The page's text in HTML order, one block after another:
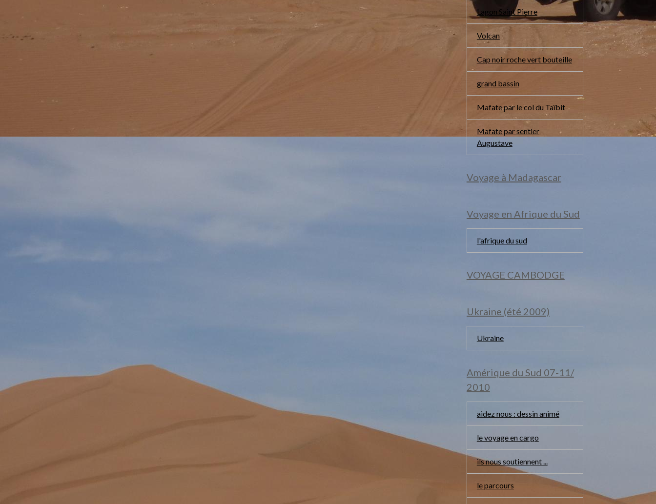
Lagon Saint Pierre
Volcan
Cap noir roche vert bouteille
grand bassin
Mafate par le col du Taïbit
Mafate par sentier
Augustave
Voyage à Madagascar
Voyage en Afrique du Sud
l'afrique du sud
VOYAGE CAMBODGE
Ukraine (été 2009)
Ukraine
Amérique du Sud 07-11/
2010
aidez nous : dessin animé
le voyage en cargo
ils nous soutiennent ...
le parcours